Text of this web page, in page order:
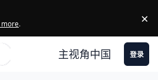
more. ×
主视角中国 登录